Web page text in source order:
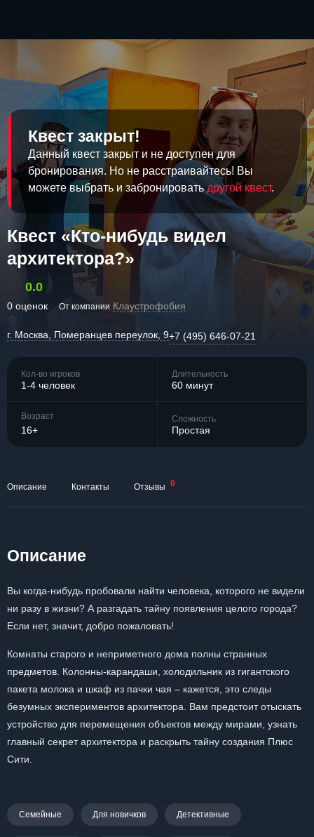
Квест закрыт!
Данный квест закрыт и не доступен для
бронирования. Но не расстраивайтесь! Вы
можете выбрать и забронировать другой квест.
Квест «Кто-нибудь видел
архитектора?»
0.0
0 оценок От компании Клаустрофобия
г. Москва, Померанцев переулок, 9+7 (495) 646-07-21
Кол-во игроков
1-4 человек
Длительность
60 минут
Возраст
16+
Сложность
Простая
Описание Контакты Отзывы 0
Описание
Вы когда-нибудь пробовали найти человека, которого не видели
ни разу в жизни? А разгадать тайну появления целого города?
Если нет, значит, добро пожаловать!
Комнаты старого и неприметного дома полны странных
предметов. Колонны-карандаши, холодильник из гигантского
пакета молока и шкаф из пачки чая – кажется, это следы
безумных экспериментов архитектора. Вам предстоит отыскать
устройство для перемещения объектов между мирами, узнать
главный секрет архитектора и раскрыть тайну создания Плюс
Сити.
Семейные Для новичков Детективные